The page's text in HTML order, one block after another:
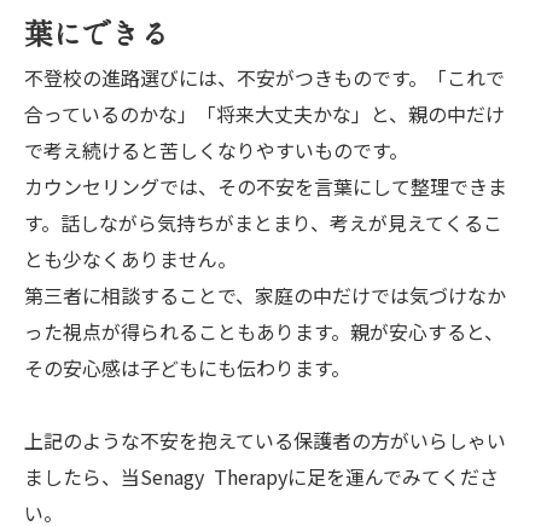
葉にできる
不登校の進路選びには、不安がつきものです。「これで
合っているのかな」「将来大丈夫かな」と、親の中だけ
で考え続けると苦しくなりやすいものです。
カウンセリングでは、その不安を言葉にして整理できま
す。話しながら気持ちがまとまり、考えが見えてくるこ
とも少なくありません。
第三者に相談することで、家庭の中だけでは気づけなか
った視点が得られることもあります。親が安心すると、
その安心感は子どもにも伝わります。
上記のような不安を抱えている保護者の方がいらしゃい
ましたら、当Senagy Therapyに足を運んでみてくださ
い。